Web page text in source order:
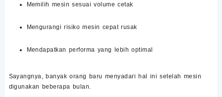
Memilih mesin sesuai volume cetak
Mengurangi risiko mesin cepat rusak
Mendapatkan performa yang lebih optimal
Sayangnya, banyak orang baru menyadari hal ini setelah mesin
digunakan beberapa bulan.